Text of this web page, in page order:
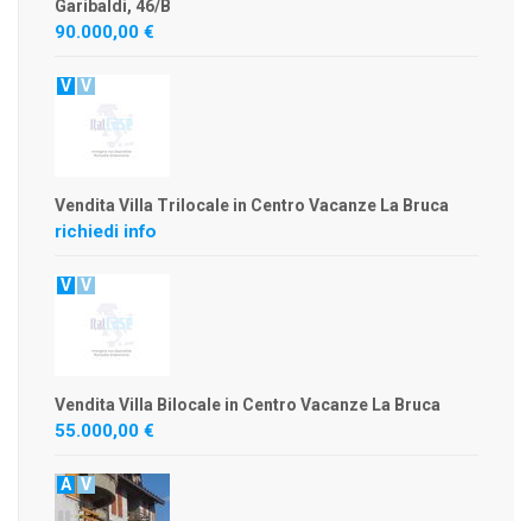
Garibaldi, 46/B
90.000,00 €
V V
Vendita Villa Trilocale in Centro Vacanze La Bruca
richiedi info
V V
Vendita Villa Bilocale in Centro Vacanze La Bruca
55.000,00 €
A V